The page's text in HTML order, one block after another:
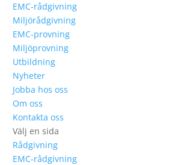
EMC-rådgivning
Miljörådgivning
EMC-provning
Miljöprovning
Utbildning
Nyheter
Jobba hos oss
Om oss
Kontakta oss
Välj en sida
Rådgivning
EMC-rådgivning